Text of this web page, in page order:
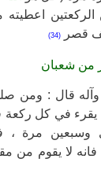
اعطيته
قصر
(34)
من شعبان
وآله قال : ومن
في كل ركعة
وسبعين مرة ،
لا يقوم من